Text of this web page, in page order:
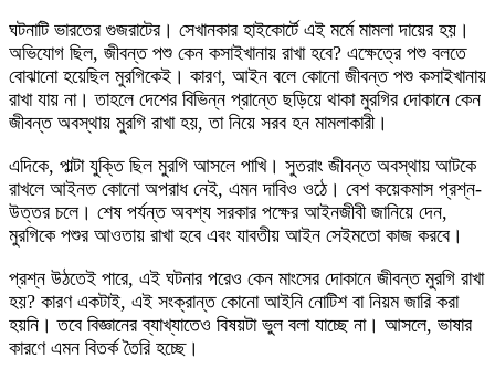
ঘটনাটি ভারতের গুজরাটের। সেখানকার হাইকোর্টে এই মর্মে মামলা দায়ের হয়।
অভিযোগ ছিল, জীবন্ত পশু কেন কসাইখানায় রাখা হবে? এক্ষেত্রে পশু বলতে
বোঝানো হয়েছিল মুরগিকেই। কারণ, আইন বলে কোনো জীবন্ত পশু কসাইখানায়
রাখা যায় না। তাহলে দেশের বিভিন্ন প্রান্তে ছড়িয়ে থাকা মুরগির দোকানে কেন
জীবন্ত অবস্থায় মুরগি রাখা হয়, তা নিয়ে সরব হন মামলাকারী।
এদিকে, পাল্টা যুক্তি ছিল মুরগি আসলে পাখি। সুতরাং জীবন্ত অবস্থায় আটকে
রাখলে আইনত কোনো অপরাধ নেই, এমন দাবিও ওঠে। বেশ কয়েকমাস প্রশ্ন-
উত্তর চলে। শেষ পর্যন্ত অবশ্য সরকার পক্ষের আইনজীবী জানিয়ে দেন,
মুরগিকে পশুর আওতায় রাখা হবে এবং যাবতীয় আইন সেইমতো কাজ করবে।
প্রশ্ন উঠতেই পারে, এই ঘটনার পরেও কেন মাংসের দোকানে জীবন্ত মুরগি রাখা
হয়? কারণ একটাই, এই সংক্রান্ত কোনো আইনি নোটিশ বা নিয়ম জারি করা
হয়নি। তবে বিজ্ঞানের ব্যাখ্যাতেও বিষয়টা ভুল বলা যাচ্ছে না। আসলে, ভাষার
কারণে এমন বিতর্ক তৈরি হচ্ছে।